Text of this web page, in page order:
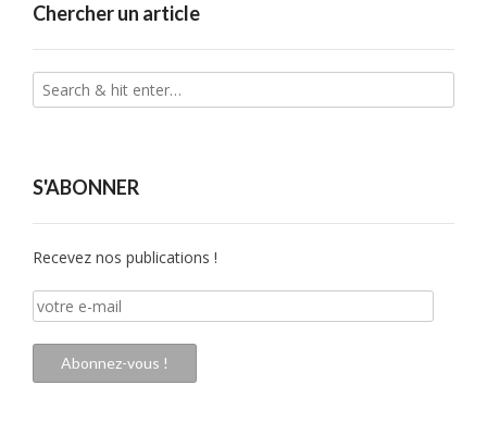
Chercher un article
S'ABONNER
Recevez nos publications !
votre
e-
mail
Abonnez-vous !